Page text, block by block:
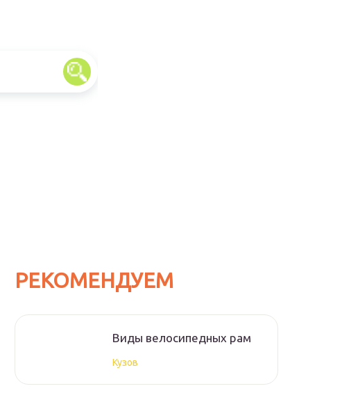
РЕКОМЕНДУЕМ
Виды велосипедных рам
Кузов